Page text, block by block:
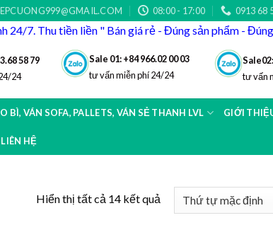
08:00 - 17:00 0913 68
24/7. Thu tiền liền " Bán giá rẻ - Đúng sản phẩm -
58 79
24
Sale 01: +84966.02 00 03
tư vấn miễn phí 24/24
tư vấn
BÌ, VÁN SOFA, PALLETS, VÁN SẺ THANH LVL GIỚI
LIÊN HỆ
Hiển thị tất cả 14 kết quả